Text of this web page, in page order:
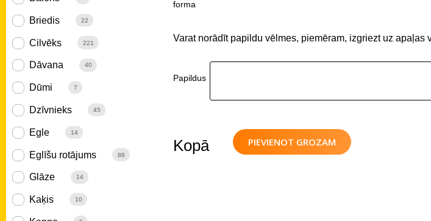
Briedis 22
Cilvēks 221
Dāvana 40
Dūmi 7
Dzīvnieks 45
Egle 14
Eglīšu rotājums 88
Glāze 14
Kaķis 10
forma
Varat norādīt papildu vēlmes, piemēram, izgriezt uz
Papildus
PIEVIENOT GROZAM
Kopā